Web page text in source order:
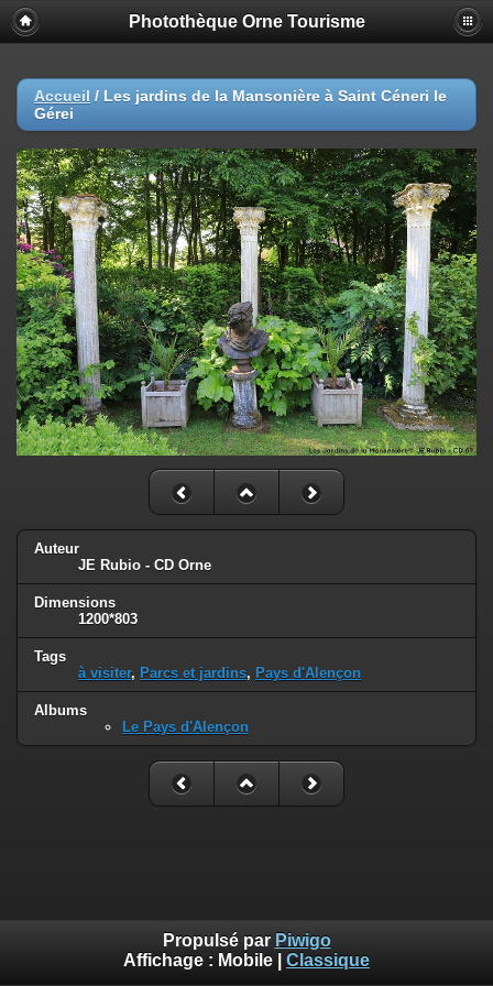
Photothèque Orne Tourisme
Accueil / Les jardins de la Mansonière à Saint Céneri le
Gérei
Auteur
JE Rubio - CD Orne
Dimensions
1200*803
Tags
à visiter, Parcs et jardins, Pays d'Alençon
Albums
Le Pays d'Alençon
Propulsé par Piwigo
Affichage : Mobile Classique